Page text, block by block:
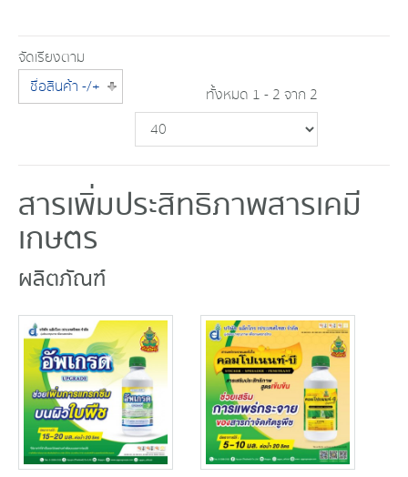
จัดเรียงตาม
ชื่อสินค้า -/+
ทั้งหมด 1 - 2 จาก 2
สารเพิ่มประสิทธิภาพสารเคมี
เกษตร
ผลิตภัณฑ์